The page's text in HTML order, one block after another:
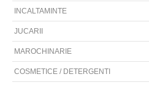
INCALTAMINTE
JUCARII
MAROCHINARIE
COSMETICE / DETERGENTI